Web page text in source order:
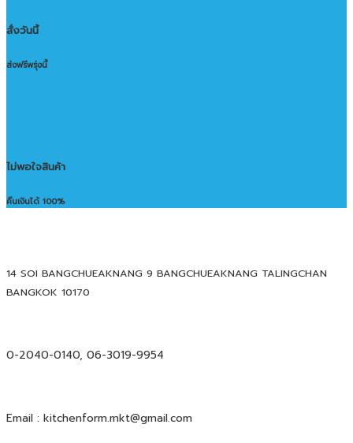
สั่งวันนี้
ส่งฟรีพรุ่งนี้
ไม่พอใจสินค้า
คืนเงินได้ 100%
14 SOI BANGCHUEAKNANG 9 BANGCHUEAKNANG TALINGCHAN
BANGKOK 10170
0-2040-0140, 06-3019-9954
Email : kitchenform.mkt@gmail.com